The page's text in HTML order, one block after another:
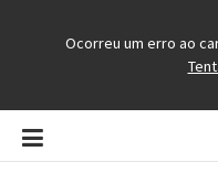
Pular
para